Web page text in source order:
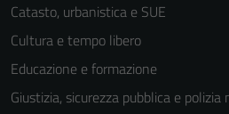
Catasto, urbanistica e SUE
Cultura e tempo libero
Educazione e formazione
Giustizia, sicurezza pubblica e polizia